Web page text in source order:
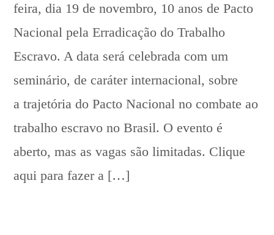
feira, dia 19 de novembro, 10 anos de Pacto
Nacional pela Erradicação do Trabalho
Escravo. A data será celebrada com um
seminário, de caráter internacional, sobre
a trajetória do Pacto Nacional no combate ao
trabalho escravo no Brasil. O evento é
aberto, mas as vagas são limitadas. Clique
aqui para fazer a […]